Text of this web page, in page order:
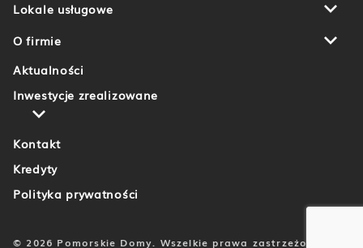
Aleja Wiśniowa Pogórze
Rumia
Lokale usługowe
O firmie
Aktualności
Inwestycje zrealizowane
Kontakt
Kredyty
Polityka prywatności
© 2026 Pomorskie Domy. Wszelkie prawa zastrzeżone